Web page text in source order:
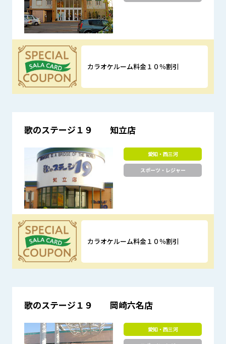
優待特典
カラオケルーム料金１０％割引
歌のステージ１９ 知立店
愛知・西三河
スポーツ・レジャー
優待特典
カラオケルーム料金１０％割引
歌のステージ１９ 岡崎六名店
愛知・西三河